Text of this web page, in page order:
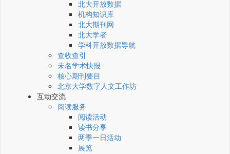
北大开放数据
机构知识库
北大期刊网
北大学者
学科开放数据导航
查收查引
未名学术快报
核心期刊要目
北京大学数字人文工作坊
互动交流
阅读服务
阅读活动
读书分享
两季一日活动
展览